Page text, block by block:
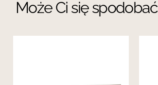
Może Ci się spodobać